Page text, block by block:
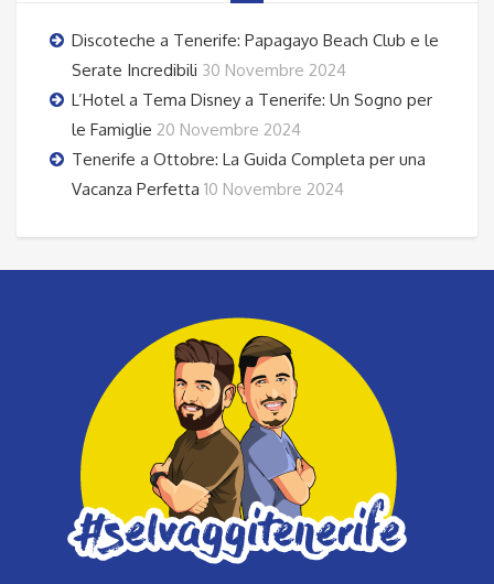
Discoteche a Tenerife: Papagayo Beach Club e le
Serate Incredibili 30 Novembre 2024
L’Hotel a Tema Disney a Tenerife: Un Sogno per
le Famiglie 20 Novembre 2024
Tenerife a Ottobre: La Guida Completa per una
Vacanza Perfetta 10 Novembre 2024